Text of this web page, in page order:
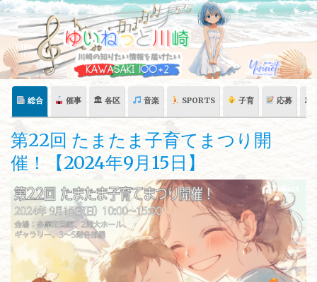
Skip
content
総合 催事 🏛 各区 音楽 SPORTS 子育 応募 🏛
第22回 たまたま子育てまつり開
催！【2024年9月15日】